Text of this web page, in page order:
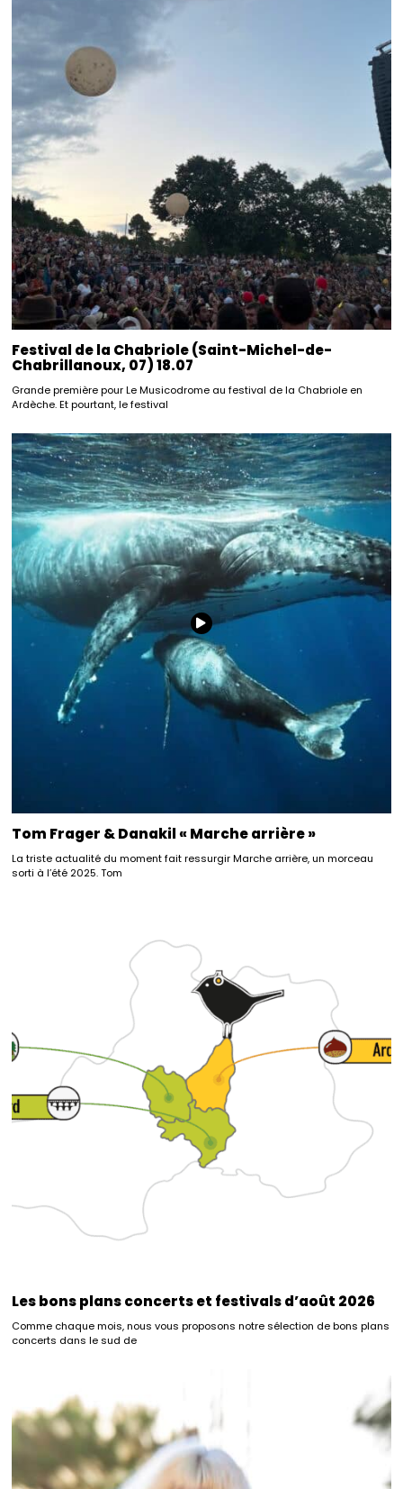
Festival de la Chabriole (Saint-Michel-de-
Chabrillanoux, 07) 18.07
Grande première pour Le Musicodrome au festival de la Chabriole en
Ardèche. Et pourtant, le festival
Tom Frager & Danakil « Marche arrière »
La triste actualité du moment fait ressurgir Marche arrière, un morceau
sorti à l’été 2025. Tom
Les bons plans concerts et festivals d’août 2026
Comme chaque mois, nous vous proposons notre sélection de bons plans
concerts dans le sud de